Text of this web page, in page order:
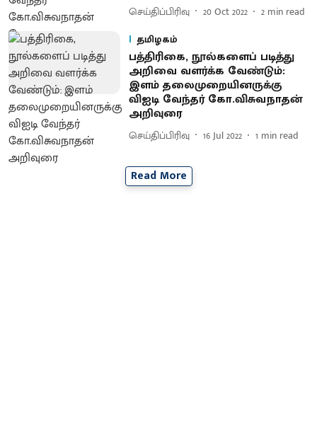
செய்திப்பிரிவு 20 Oct 2022 2 min read
தமிழகம்
பத்திரிகை, நூல்களைப் படித்து
அறிவை வளர்க்க வேண்டும்:
இளம் தலைமுறையினருக்கு
விஐடி வேந்தர் கோ.விசுவநாதன்
அறிவுரை
செய்திப்பிரிவு 16 Jul 2022 1 min read
Read More